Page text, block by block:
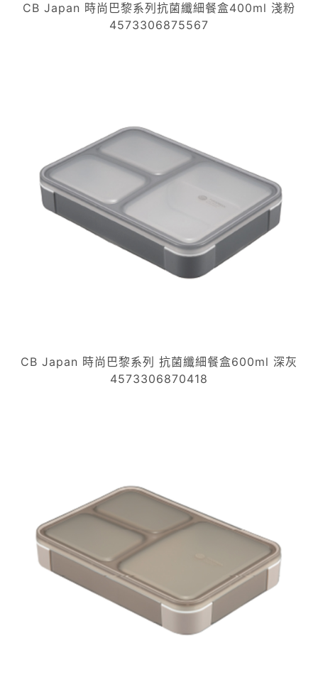
CB Japan 時尚巴黎系列抗菌纖細餐盒400ml 淺粉
4573306875567
CB Japan 時尚巴黎系列 抗菌纖細餐盒600ml 深灰
4573306870418